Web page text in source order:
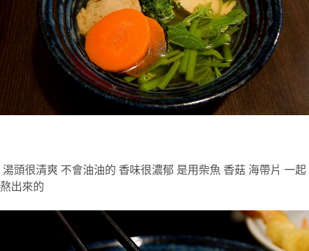
湯頭很清爽 不會油油的 香味很濃郁 是用柴魚 香菇 海帶片 一起
熬出來的